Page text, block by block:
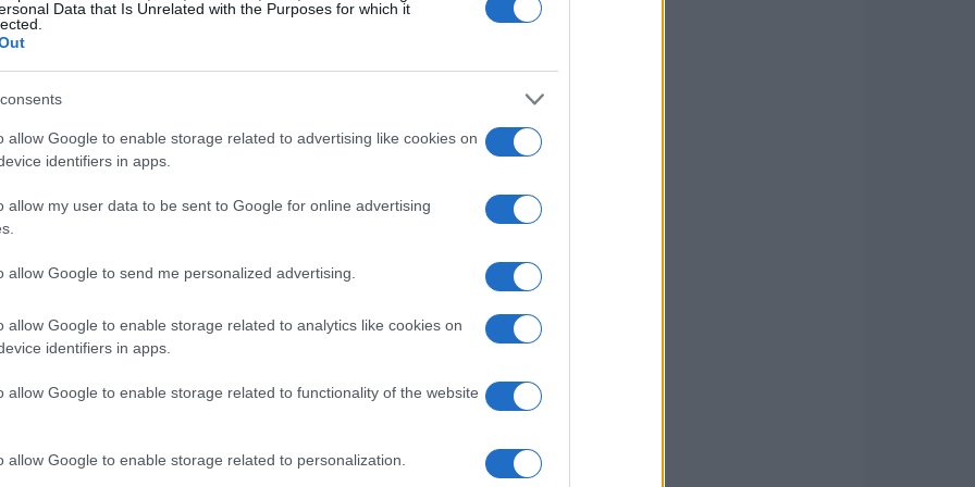
Data that Is Unrelated with the Purposes for which it
allow Google to enable storage related to advertising like cookies on
identifiers in apps.
allow my user data to be sent to Google for online advertising
allow Google to send me personalized advertising.
allow Google to enable storage related to analytics like cookies on
identifiers in apps.
allow Google to enable storage related to functionality of the website
allow Google to enable storage related to personalization.
el adolescente recuperó la consciencia,
para ver quién consumía más pastillas, lo que lo
multidisciplinario al atender a jóvenes con estos
estado involucrados en el seguimiento del
de riesgo tras recibir apoyo psicológico y
a estos pacientes es un reto, ya que
para abordar estas situaciones.